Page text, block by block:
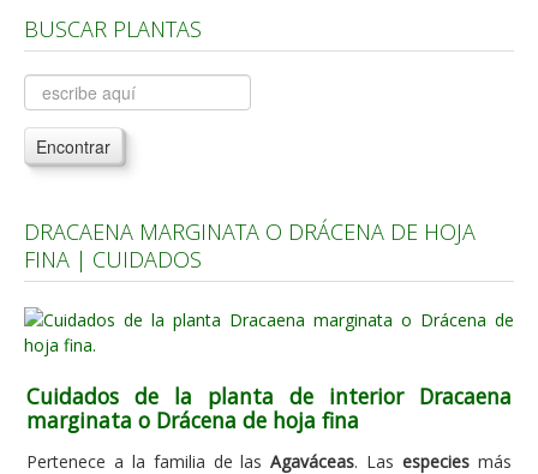
Árboles, Cicas y Palmeras de la G a la Z
Plantas Anuales y Perennes
Plantas Bulbosas y Acuáticas
Plantas de Interior
Plantas Aromáticas y de Huerto
Plantas Carnívoras y Orquídeas
Consejos
Hemisferio Sur
Enfermedades
BUSCAR PLANTAS
Encontrar
DRACAENA MARGINATA O DRÁCENA DE HOJA
FINA | CUIDADOS
Cuidados de la planta de interior Dracaena
marginata o Drácena de hoja fina
Pertenece a la familia de lasAgaváceas. Lasespecies más